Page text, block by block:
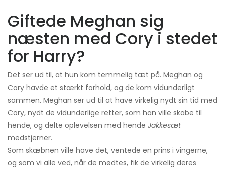
Giftede Meghan sig
næsten med Cory i stedet
for Harry?
Det ser ud til, at hun kom temmelig tæt på. Meghan og
Cory havde et stærkt forhold, og de kom vidunderligt
sammen. Meghan ser ud til at have virkelig nydt sin tid med
Cory, nydt de vidunderlige retter, som han ville skabe til
hende, og delte oplevelsen med hende Jakkesæt
medstjerner.
Som skæbnen ville have det, ventede en prins i vingerne,
og som vi alle ved, når de mødtes, fik de virkelig deres